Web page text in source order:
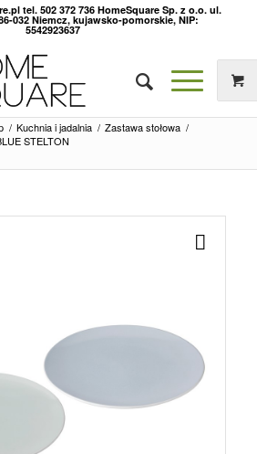
tel. 502 372 736 HomeSquare Sp. z o.o. ul.
032 Niemcz, kujawsko-pomorskie, NIP:
5542923637
/ Kuchnia i jadalnia / Zastawa stołowa /
STELTON